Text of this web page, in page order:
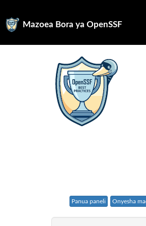
Mazoea Bora ya OpenSSF
Panua paneli Onyesha